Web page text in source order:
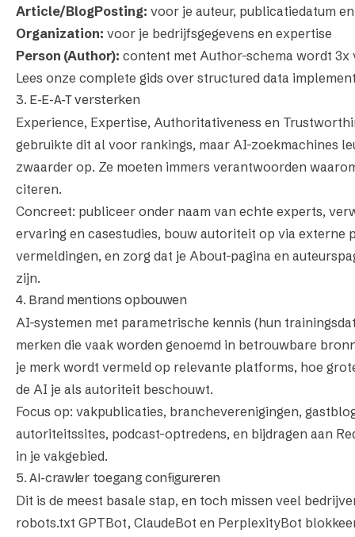
Article/BlogPosting: voor je auteur, publicatiedatum
Organization: voor je bedrijfsgegevens en expertise
Person (Author): content met Author-schema wordt 3x
Lees onze complete gids over structured data
3. E-E-A-T versterken
Experience, Expertise, Authoritativeness en
gebruikte dit al voor rankings, maar AI-zoekmachines
zwaarder op. Ze moeten immers verantwoorden
citeren.
Concreet: publiceer onder naam van echte experts,
ervaring en casestudies, bouw autoriteit op via externe
vermeldingen, en zorg dat je About-pagina en
zijn.
4. Brand mentions opbouwen
AI-systemen met parametrische kennis (hun
merken die vaak worden genoemd in betrouwbare
je merk wordt vermeld op relevante platforms, hoe
de AI je als autoriteit beschouwt.
Focus op: vakpublicaties, brancheverenigingen,
autoriteitssites, podcast-optredens, en bijdragen aan
in je vakgebied.
5. AI-crawler toegang configureren
Dit is de meest basale stap, en toch missen veel
robots.txt GPTBot, ClaudeBot en PerplexityBot